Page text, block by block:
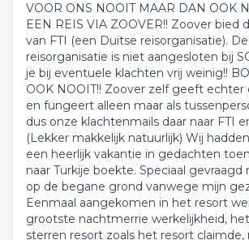
VOOR ONS NOOIT MAAR DAN OOK
EEN REIS VIA ZOOVER!! Zoover bied
van FTI (een Duitse reisorganisatie).
reisorganisatie is niet aangesloten bij
je bij eventuele klachten vrij weinig!!
OOK NOOIT!! Zoover zelf geeft
en fungeert alleen maar als
dus onze klachtenmails daar naar FTI
(Lekker makkelijk natuurlijk) Wij
een heerlijk vakantie in gedachten
naar Turkije boekte. Speciaal gevraagd
op de begane grond vanwege mijn
Eenmaal aangekomen in het resort
grootste nachtmerrie werkelijkheid,
sterren resort zoals het resort claimde,